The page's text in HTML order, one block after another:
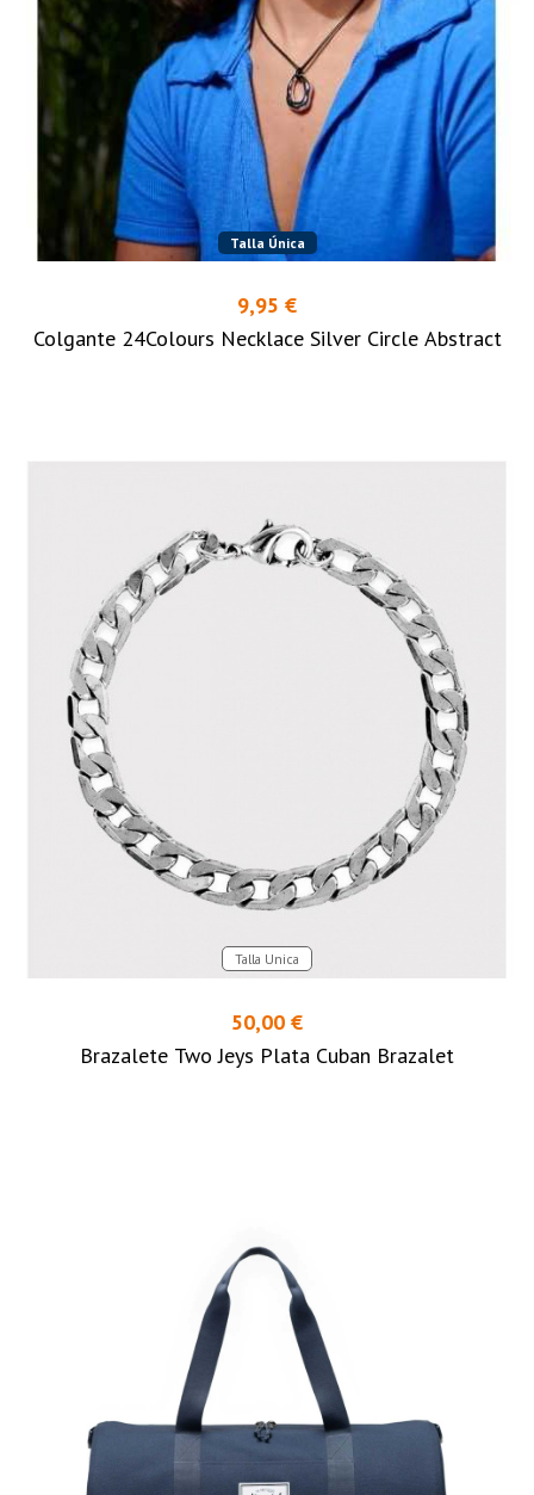
Talla Única
9,95 €
Colgante 24Colours Necklace Silver Circle Abstract
Talla Unica
50,00 €
Brazalete Two Jeys Plata Cuban Brazalet